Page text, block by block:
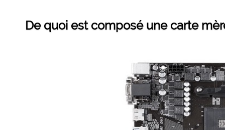
De quoi est composé une carte